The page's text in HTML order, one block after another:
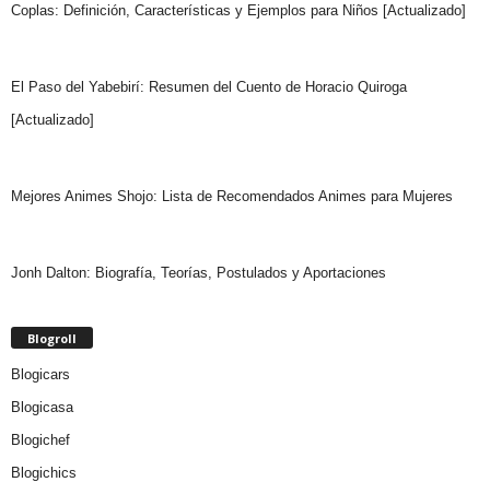
Coplas: Definición, Características y Ejemplos para Niños [Actualizado]
El Paso del Yabebirí: Resumen del Cuento de Horacio Quiroga
[Actualizado]
Mejores Animes Shojo: Lista de Recomendados Animes para Mujeres
Jonh Dalton: Biografía, Teorías, Postulados y Aportaciones
Blogroll
Blogicars
Blogicasa
Blogichef
Blogichics